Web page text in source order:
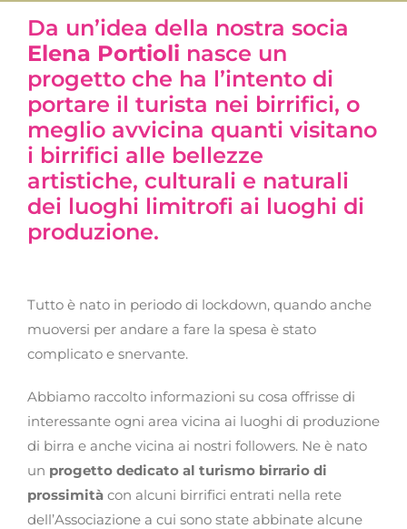
Da un’idea della nostra socia
Elena Portioli nasce un
progetto che ha l’intento di
portare il turista nei birrifici, o
meglio avvicina quanti visitano
i birrifici alle bellezze
artistiche, culturali e naturali
dei luoghi limitrofi ai luoghi di
produzione.
Tutto è nato in periodo di lockdown, quando anche
muoversi per andare a fare la spesa è stato
complicato e snervante.
Abbiamo raccolto informazioni su cosa offrisse di
interessante ogni area vicina ai luoghi di produzione
di birra e anche vicina ai nostri followers. Ne è nato
un progetto dedicato al turismo birrario di
prossimitàcon alcuni birrifici entrati nella rete
dell’Associazione a cui sono state abbinate alcune